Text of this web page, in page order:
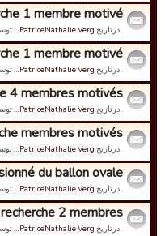
1 membre motivé
. درتاریخ PatriceNathalie Verg…
1 membre motivé
. درتاریخ PatriceNathalie Verg…
4 membres motivés
. درتاریخ PatriceNathalie Verg…
membres motivés
. درتاریخ PatriceNathalie Verg…
du ballon ovale
. درتاریخ PatriceNathalie Verg…
2 membres
. درتاریخ PatriceNathalie Verg…